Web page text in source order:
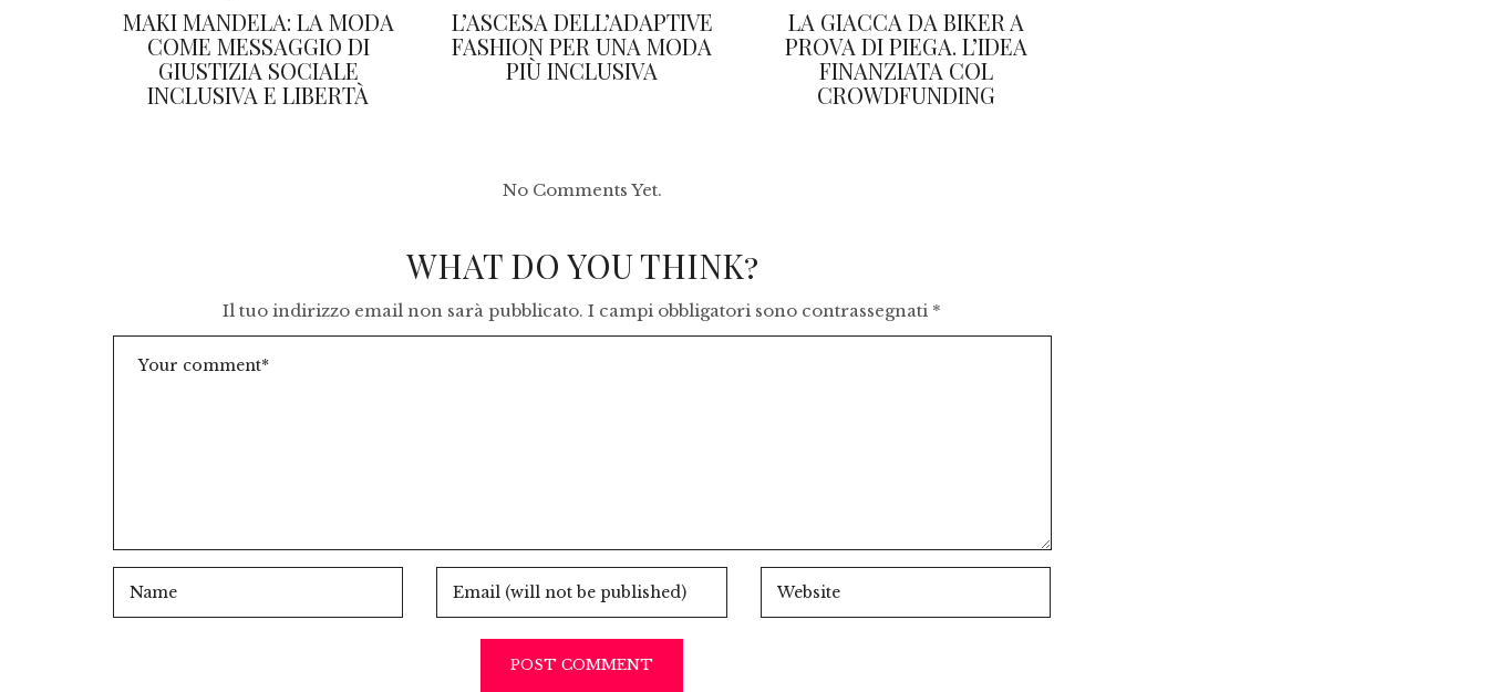
MAKI MANDELA: LA MODA
COME MESSAGGIO DI
GIUSTIZIA SOCIALE
INCLUSIVA E LIBERTÀ
L’ASCESA DELL’ADAPTIVE
FASHION PER UNA MODA
PIÙ INCLUSIVA
LA GIACCA DA BIKER A
PROVA DI PIEGA. L’IDEA
FINANZIATA COL
CROWDFUNDING
No Comments Yet.
WHAT DO YOU THINK?
Il tuo indirizzo email non sarà pubblicato. I campi obbligatori sono contrassegnati *